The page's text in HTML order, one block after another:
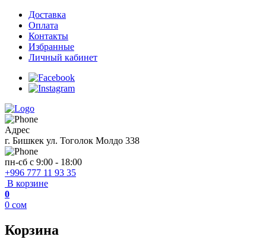
Доставка
Оплата
Контакты
Избранные
Личный кабинет
Адрес
г. Бишкек ул. Тоголок Молдо 338
пн-сб с 9:00 - 18:00
+996 777 11 93 35
В корзине
0
0 сом
Корзина